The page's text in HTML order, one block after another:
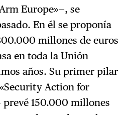
Europe»—, se
En él se proponía
millones de euros
en toda la Unión
años. Su primer pilar
Action for
prevé 150.000 millones